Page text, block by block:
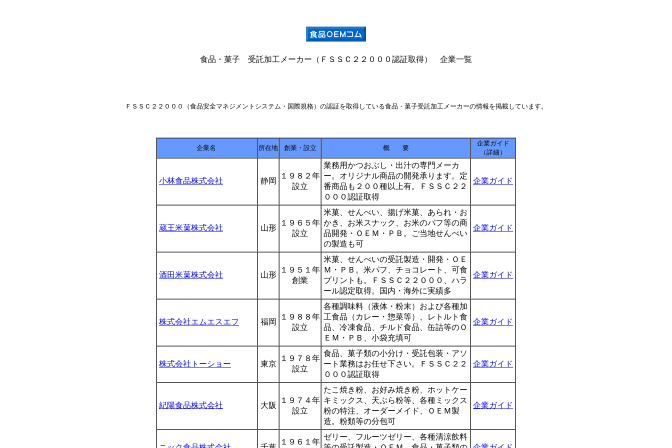
食品・菓子 受託加工メーカー（ＦＳＳＣ２２０００認証取得） 企業一覧
ＦＳＳＣ２２０００（食品安全マネジメントシステム・国際規格）の認証を取得している食品・菓子受託加工メーカーの情報を掲載しています。
企業名 所在地 創業・設立 概 要
企業ガイド
（詳細）
小林食品株式会社 静岡
１９８２年
設立
業務用かつおぶし・出汁の専門メーカ
ー。オリジナル商品の開発承ります。定
番商品も２００種以上有。ＦＳＳＣ２２
０００認証取得
企業ガイド
蔵王米菓株式会社 山形
１９６５年
設立
米菓、せんべい、揚げ米菓、あられ・お
かき、お米スナック、お米のパフ等の商
品開発・ＯＥＭ・ＰＢ。ご当地せんべい
の製造も可
企業ガイド
酒田米菓株式会社 山形
１９５１年
創業
米菓、せんべいの受託製造・開発・ＯＥ
Ｍ・ＰＢ。米パフ、チョコレート、可食
プリントも。ＦＳＳＣ２２０００、ハラ
ール認定取得。国内・海外に実績多
企業ガイド
株式会社エムエスエフ 福岡
１９８８年
設立
各種調味料（液体・粉末）および各種加
工食品（カレー・惣菜等）、レトルト食
品、冷凍食品、チルド食品、缶詰等のＯ
ＥＭ・ＰＢ、小袋充填可
企業ガイド
株式会社トーショー 東京
１９７８年
設立
食品、菓子類の小分け・受託包装・アソ
ート業務はお任せ下さい。ＦＳＳＣ２２
０００認証取得
企業ガイド
紀陽食品株式会社 大阪
１９７４年
設立
たこ焼き粉、お好み焼き粉、ホットケー
キミックス、天ぷら粉等、各種ミックス
粉の特注、オーダーメイド、ＯＥＭ製
造。粉類等の分包可
企業ガイド
１９６１年
ゼリー、フルーツゼリー、各種清涼飲料